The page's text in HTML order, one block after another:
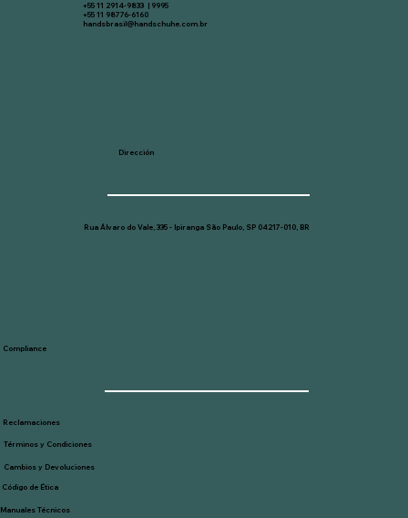
+55 11 2914-9833 | 9995
+55 11 98776-6160
handsbrasil@handschuhe.com.br
Dirección
Rua Álvaro do Vale, 335 - Ipiranga São Paulo, SP 04217-010, BR
Compliance
Términos y Condiciones
Reclamaciones
Cambios y Devoluciones
Código de Ética
Manuales Técnicos